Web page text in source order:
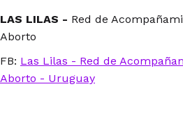
LAS LILAS - Red de
Aborto
FB: Las Lilas - Red de
Aborto - Uruguay